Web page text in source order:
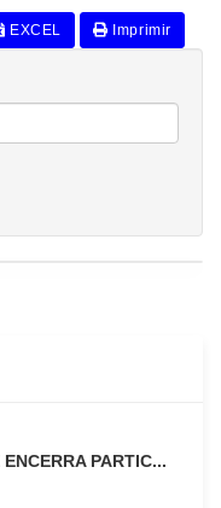
EXCEL Imprimir
PARTIC...